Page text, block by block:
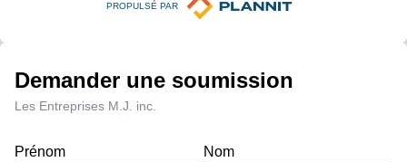
PROPULSÉ PAR
Demander une soumission
Les Entreprises M.J. inc.
Prénom Nom